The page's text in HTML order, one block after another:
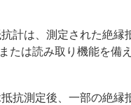
計は、測定された絶
たは読み取り機能を備
抗測定後、一部の絶縁